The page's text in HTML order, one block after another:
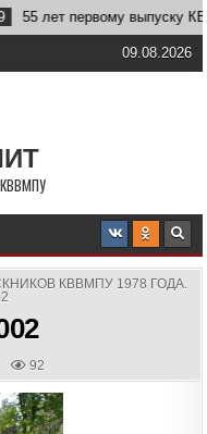
первому выпуску КВВМПУ
09.08.2026
КВВМПУ 1978 ГОДА.
92